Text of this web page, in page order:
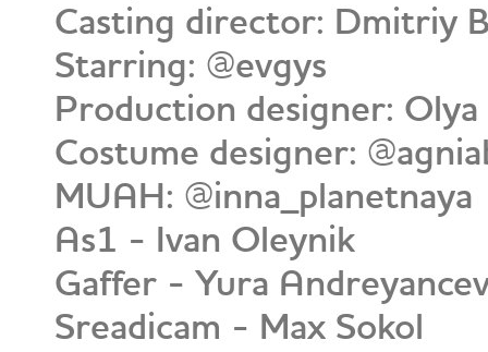
Casting director: Dmitriy
Starring: @evgys
Production designer: Olya
Costume designer:
MUAH: @inna_planetnaya
As1 - Ivan Oleynik
Gaffer - Yura
Sreadicam - Max Sokol